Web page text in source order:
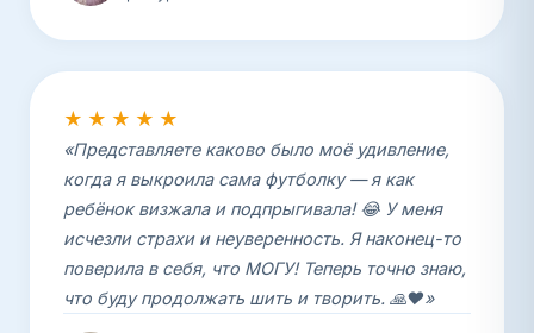
★★★★★
«Представляете каково было моё удивление,
когда я выкроила сама футболку — я как
ребёнок визжала и подпрыгивала! 😂 У меня
исчезли страхи и неуверенность. Я наконец-то
поверила в себя, что МОГУ! Теперь точно знаю,
что буду продолжать шить и творить. 🙏❤️»